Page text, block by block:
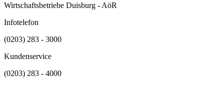
Wirtschaftsbetriebe Duisburg - AöR
Infotelefon
(0203) 283 - 3000
Kundenservice
(0203) 283 - 4000